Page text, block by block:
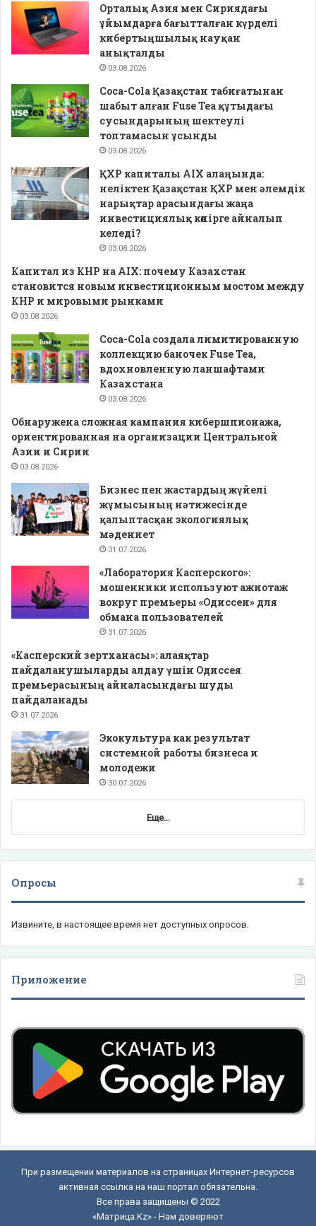
Орталық Азия мен Сириядағы
ұйымдарға бағытталған күрделі
кибертыңшылық науқан
анықталды
03.08.2026
Coca-Cola Қазақстан табиғатынан
шабыт алған Fuse Tea құтыдағы
сусындарының шектеулі
топтамасын ұсынды
03.08.2026
ҚХР капиталы AIX алаңында:
неліктен Қазақстан ҚХР мен әлемдік
нарықтар арасындағы жаңа
инвестициялық көпірге айналып
келеді?
03.08.2026
Капитал из КНР на AIX: почему Казахстан
становится новым инвестиционным мостом между
КНР и мировыми рынками
03.08.2026
Coca-Cola создала лимитированную
коллекцию баночек Fuse Tea,
вдохновленную ланшафтами
Казахстана
03.08.2026
Обнаружена сложная кампания кибершпионажа,
ориентированная на организации Центральной
Азии и Сирии
03.08.2026
Бизнес пен жастардың жүйелі
жұмысының нәтижесінде
қалыптасқан экологиялық
мәдениет
31.07.2026
«Лаборатория Касперского»:
мошенники используют ажиотаж
вокруг премьеры «Одиссеи» для
обмана пользователей
31.07.2026
«Касперский зертханасы»: алаяқтар
пайдаланушыларды алдау үшін Одиссея
премьерасының айналасындағы шуды
пайдаланады
31.07.2026
Экокультура как результат
системной работы бизнеса и
молодежи
30.07.2026
Еще...
Опросы
Извините, в настоящее время нет доступных опросов.
Приложение
При размещении материалов на страницах Интернет-ресурсов
активная ссылка на наш портал обязательна.
Все права защищены © 2022
«Матрица.Kz» - Нам доверяют